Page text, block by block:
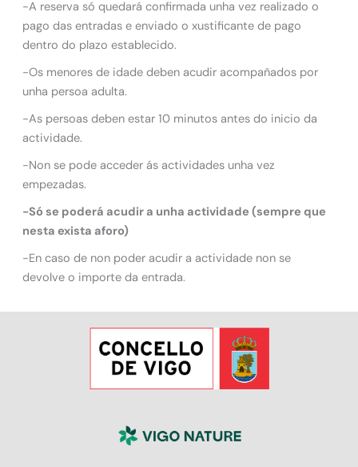
-A reserva só quedará confirmada unha vez realizado o
pago das entradas e enviado o xustificante de pago
dentro do plazo establecido.
-Os menores de idade deben acudir acompañados por
unha persoa adulta.
-As persoas deben estar 10 minutos antes do inicio da
actividade.
-Non se pode acceder ás actividades unha vez
empezadas.
-Só se poderá acudir a unha actividade (sempre que
nesta exista aforo)
-En caso de non poder acudir a actividade non se
devolve o importe da entrada.